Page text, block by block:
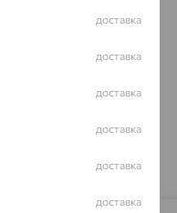
агат/
доставка
доставка
доставка
доставка
доставка
доставка